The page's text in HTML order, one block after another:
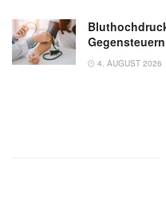
Gegensteuern
4. AUGUST 2026